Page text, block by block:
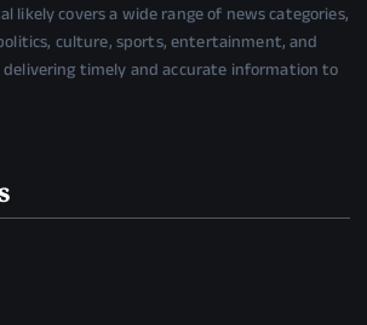
likely covers a wide range of news categories,
culture, sports, entertainment, and
timely and accurate information to